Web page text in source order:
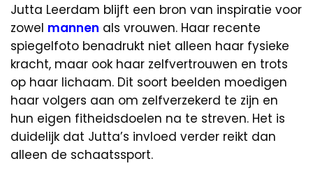
Jutta Leerdam blijft een bron van inspiratie voor
zowel mannen als vrouwen. Haar recente
spiegelfoto benadrukt niet alleen haar fysieke
kracht, maar ook haar zelfvertrouwen en trots
op haar lichaam. Dit soort beelden moedigen
haar volgers aan om zelfverzekerd te zijn en
hun eigen fitheidsdoelen na te streven. Het is
duidelijk dat Jutta’s invloed verder reikt dan
alleen de schaatssport.